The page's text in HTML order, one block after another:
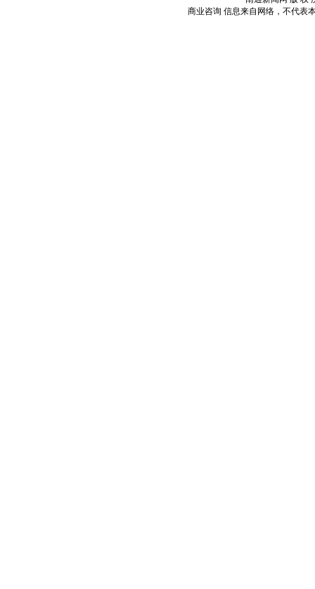
商业咨询 信息来自网络，不代表